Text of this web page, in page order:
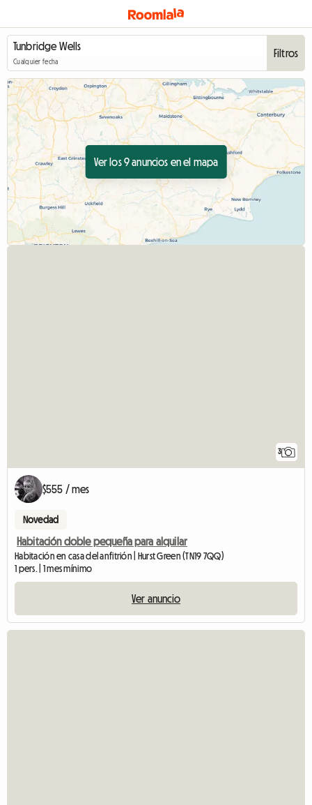
Cualquier fecha
Filtros
Ver los 9 anuncios en el mapa
3
$555 / mes
Novedad
Habitación doble pequeña para alquilar
Habitación en casa del anfitrión | Hurst Green (TN19 7QQ)
1 pers. | 1 mes mínimo
Ver anuncio